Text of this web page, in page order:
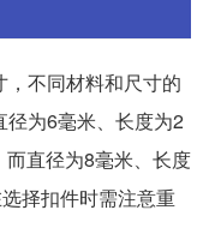
不同材料和尺寸的
为6毫米、长度为2
直径为8毫米、长度
择扣件时需注意重